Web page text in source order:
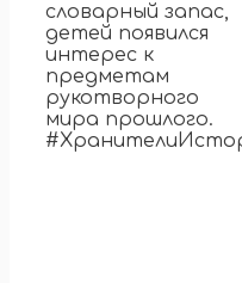
словарный запас,
детей появился
интерес к
предметам
рукотворного
мира прошлого.